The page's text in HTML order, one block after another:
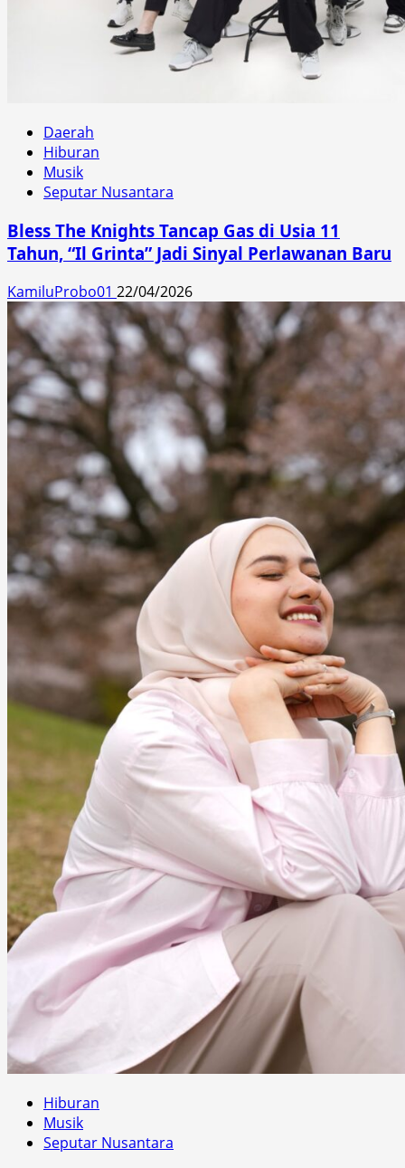
Daerah
Hiburan
Musik
Seputar Nusantara
Bless The Knights Tancap Gas di Usia 11
Tahun, “Il Grinta” Jadi Sinyal Perlawanan Baru
KamiluProbo01 22/04/2026
Hiburan
Musik
Seputar Nusantara